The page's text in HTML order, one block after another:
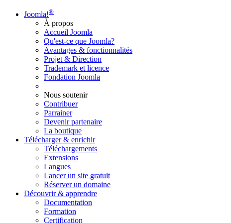
Joomla!®
À propos
Accueil Joomla
Qu'est-ce que Joomla?
Avantages & fonctionnalités
Projet & Direction
Trademark et licence
Fondation Joomla
Nous soutenir
Contribuer
Parrainer
Devenir partenaire
La boutique
Télécharger & enrichir
Téléchargements
Extensions
Langues
Lancer un site gratuit
Réserver un domaine
Découvrir & apprendre
Documentation
Formation
Certification